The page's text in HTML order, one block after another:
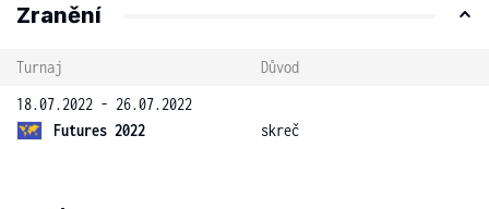
Zranění
Turnaj
Důvod
18.07.2022 - 26.07.2022
Futures 2022
skreč